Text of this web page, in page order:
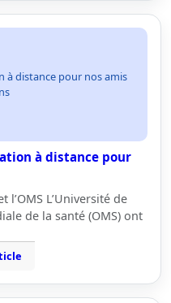
à distance pour nos amis
à distance pour
L’Université de
de la santé (OMS) ont